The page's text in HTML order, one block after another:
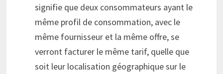
signifie que deux consommateurs ayant le
même profil de consommation, avec le
même fournisseur et la même offre, se
verront facturer le même tarif, quelle que
soit leur localisation géographique sur le